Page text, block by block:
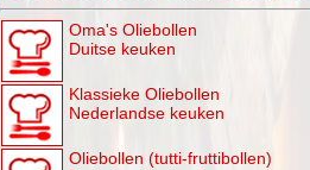
Oma's Oliebollen
Duitse keuken
Klassieke Oliebollen
Nederlandse keuken
Oliebollen (tutti-fruttibollen)